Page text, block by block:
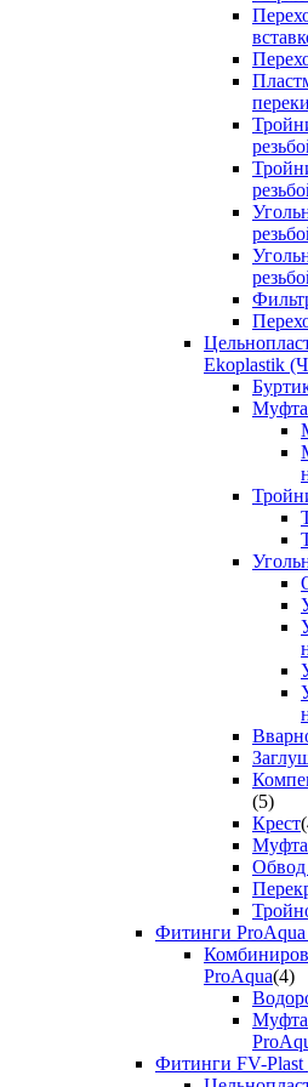
Ekoplastik
Муфта
(5)
Крест
Муфта
Обвод
Фитинги ProAqua
ProAqua(4)
Муфта
Фитинги FV-Plast